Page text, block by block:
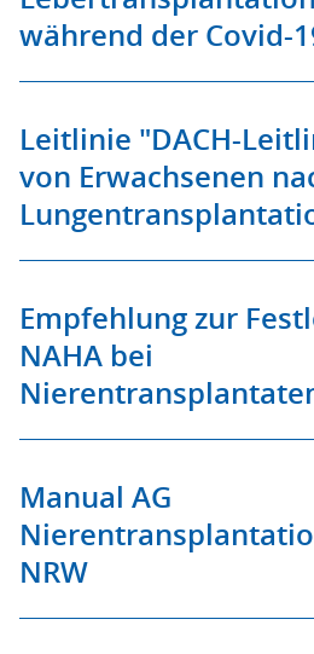
während der Covid-
Leitlinie "DACH-
von Erwachsenen
Empfehlung zur
NAHA bei
Manual AG
NRW